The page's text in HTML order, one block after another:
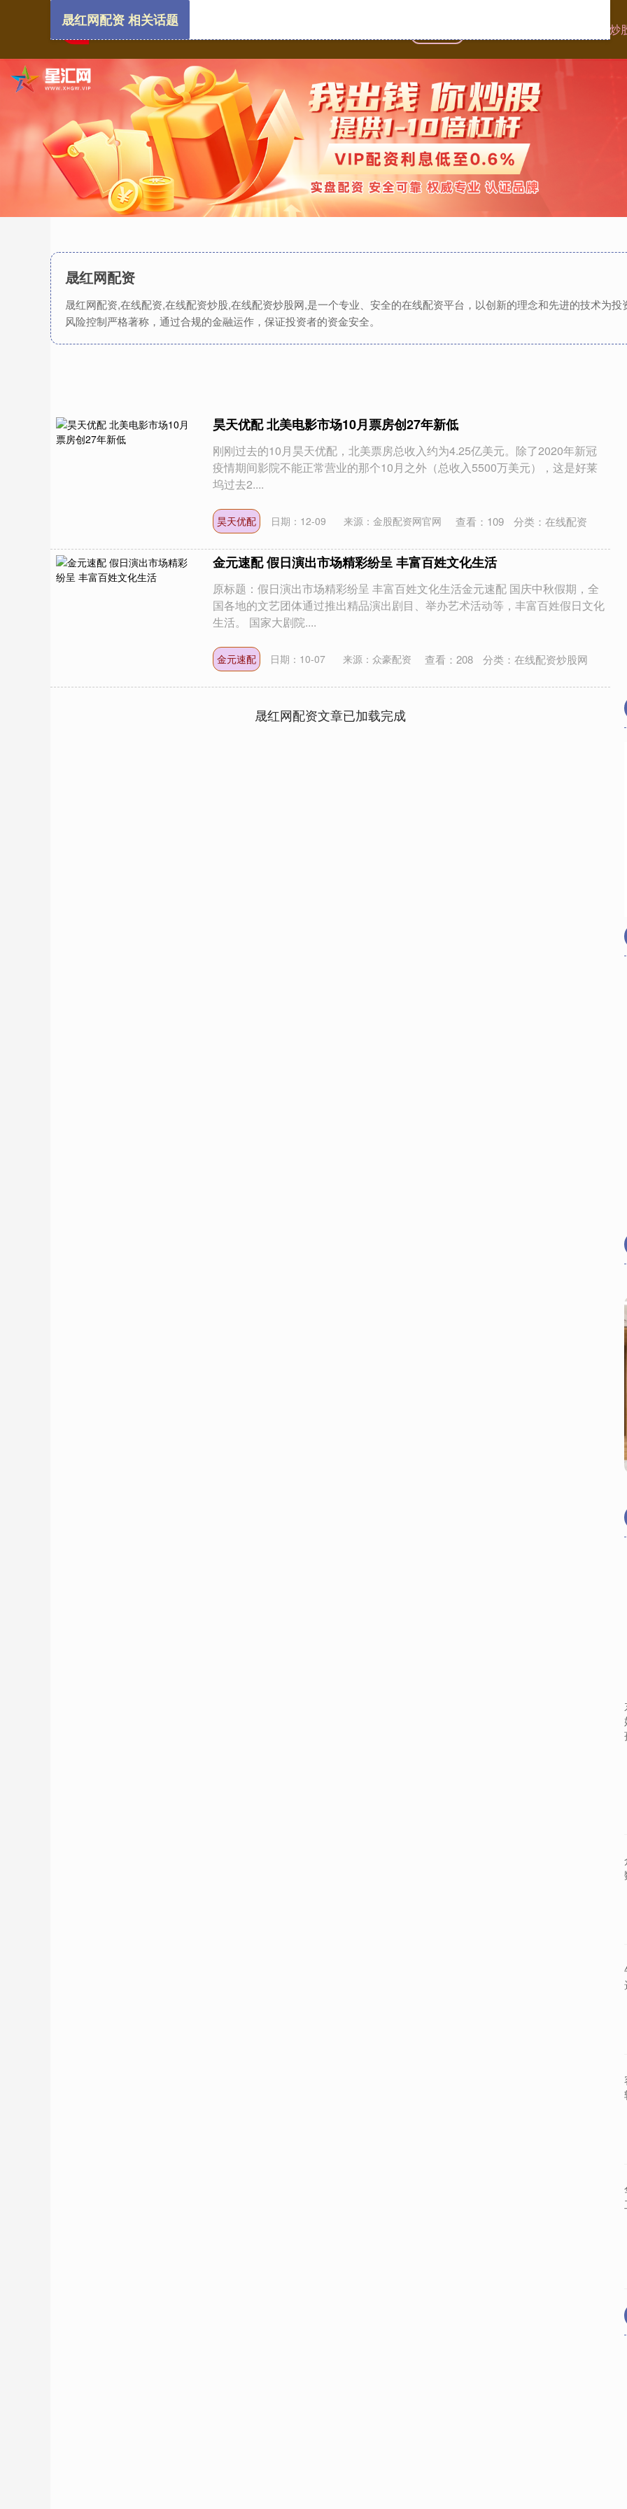
在线配资炒
晟红网配资
晟红网配资,在线配资,在线配资炒股,在线配资炒股网,是一个专业、安全的在线配资平台，以创新的理念和先进的技术为
风险控制严格著称，通过合规的金融运作，保证投资者的资金安全。
晟红网配资 相关话题
昊天优配 北美电影市场10月票房创27年新低
刚刚过去的10月昊天优配，北美票房总收入约为4.25亿美元。除了2020年新冠
疫情期间影院不能正常营业的那个10月之外（总收入5500万美元），这是好莱
坞过去2....
昊天优配 日期：12-09 来源：金股配资网官网 查看： 109 分类： 在线配资
金元速配 假日演出市场精彩纷呈 丰富百姓文化生活
原标题：假日演出市场精彩纷呈 丰富百姓文化生活金元速配 国庆中秋假期，全
国各地的文艺团体通过推出精品演出剧目、举办艺术活动等，丰富百姓假日文化
生活。 国家大剧院....
金元速配 日期：10-07 来源：众豪配资 查看： 208 分类： 在线配资炒股网
晟红网配资文章已加载完成